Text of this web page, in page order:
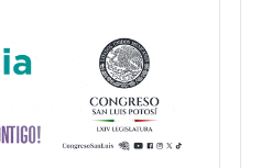
pide a morenistas no
y denuncia guerra de
2027